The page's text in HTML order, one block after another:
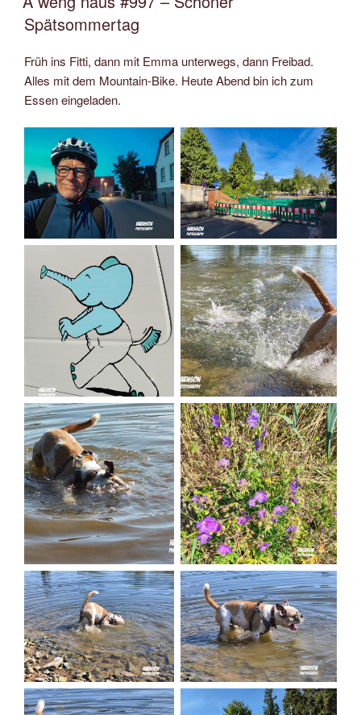
Spätsommertag
Früh ins Fitti, dann mit Emma unterwegs, dann Freibad.
Alles mit dem Mountain-Bike. Heute Abend bin ich zum
Essen eingeladen.